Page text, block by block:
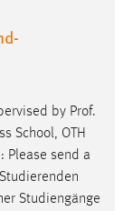
by Prof.
School, OTH
Please send a
Studiengänge